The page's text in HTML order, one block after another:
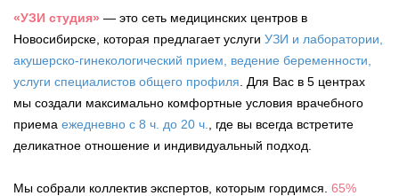
«УЗИ студия» — это сеть медицинских центров в
Новосибирске, которая предлагает услуги УЗИ и лаборатории,
акушерско-гинекологический прием, ведение беременности,
услуги специалистов общего профиля . Для Вас в 5 центрах
мы создали максимально комфортные условия врачебного
приема ежедневно с 8 ч. до 20 ч.
, где вы всегда встретите
деликатное отношение и индивидуальный подход.
Мы собрали коллектив экспертов, которым гордимся. 65%